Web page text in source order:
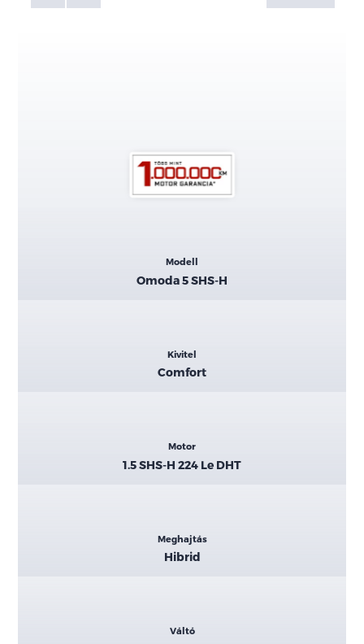
Modell
Omoda 5 SHS-H
Kivitel
Comfort
Motor
1.5 SHS-H 224 Le DHT
Meghajtás
Hibrid
Váltó